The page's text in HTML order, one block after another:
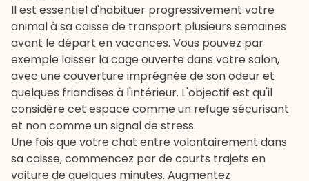
Il est essentiel d'habituer progressivement votre
animal à sa caisse de transport plusieurs semaines
avant le départ en vacances. Vous pouvez par
exemple laisser la cage ouverte dans votre salon,
avec une couverture imprégnée de son odeur et
quelques friandises à l'intérieur. L'objectif est qu'il
considère cet espace comme un refuge sécurisant
et non comme un signal de stress.
Une fois que votre chat entre volontairement dans
sa caisse, commencez par de courts trajets en
voiture de quelques minutes. Augmentez